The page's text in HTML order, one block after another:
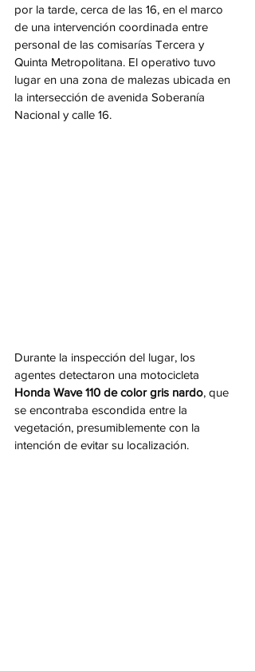
por la tarde, cerca de las 16, en el marco
de una intervención coordinada entre
personal de las comisarías Tercera y
Quinta Metropolitana. El operativo tuvo
lugar en una zona de malezas ubicada en
la intersección de avenida Soberanía
Nacional y calle 16.
Durante la inspección del lugar, los
agentes detectaron una motocicleta
Honda Wave 110 de color gris nardo, que
se encontraba escondida entre la
vegetación, presumiblemente con la
intención de evitar su localización.